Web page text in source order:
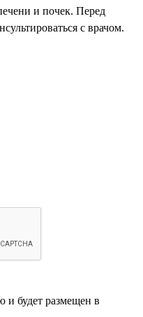
и почек. Перед
с врачом.
и будет размещен в